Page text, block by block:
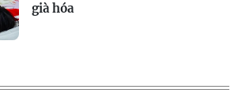
già hóa